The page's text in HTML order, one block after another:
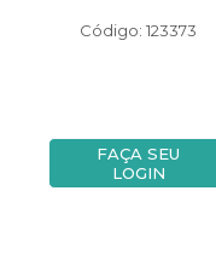
Código: 123373
FAÇA SEU
LOGIN